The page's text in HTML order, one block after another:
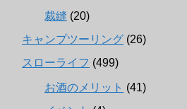
裁縫 (20)
キャンプツーリング (26)
スローライフ (499)
お酒のメリット (41)